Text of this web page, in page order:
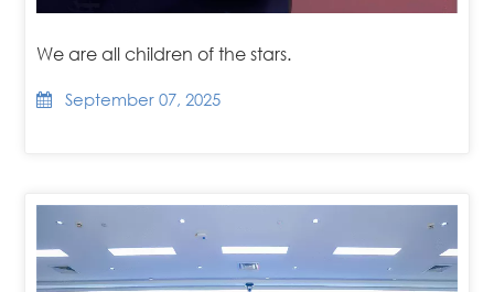
We are all children of the stars.
September 07, 2025